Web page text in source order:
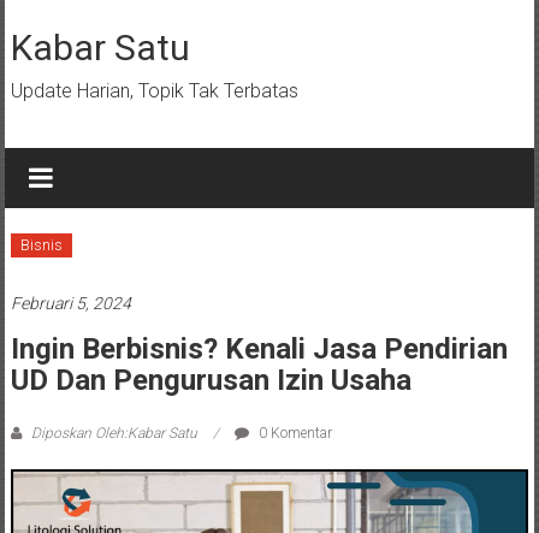
ke
konten
Kabar Satu
Update Harian, Topik Tak Terbatas
Bisnis
Februari 5, 2024
Ingin Berbisnis? Kenali Jasa Pendirian
UD Dan Pengurusan Izin Usaha
Diposkan Oleh:Kabar Satu 0 Komentar